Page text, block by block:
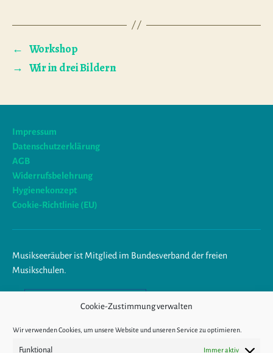
Cookie-Zustimmung verwalten
Wir verwenden Cookies, um unsere Website und unseren Service zu optimieren.
Funktional Immer aktiv
← Workshop
→ Wir in drei Bildern
Impressum
Datenschutzerklärung
AGB
Widerrufsbelehrung
Hygienekonzept
Cookie-Richtlinie (EU)
Musikseeräuber ist Mitglied im Bundesverband der freien
Musikschulen.
Am Ende trägst du Musik im